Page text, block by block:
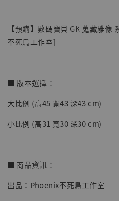
【店內現貨】七龍珠 系
明紀念款 [奇蹟工作室]
【預購】數碼寶貝 GK 蒐藏雕
不死鳥工作室]
■ 版本選擇：
大比例 (高45 寬43 深43 cm)
小比例 (高31 寬30 深30 cm)
■ 商品資訊：
出品：Phoenix不死鳥工作室